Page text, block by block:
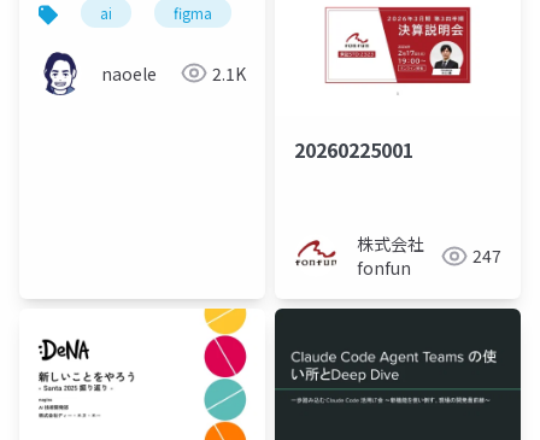
ザイン設計の実例 -
ai figma android ios flutter
naoele 2.1K
20260225001
株式会社
fonfun
247